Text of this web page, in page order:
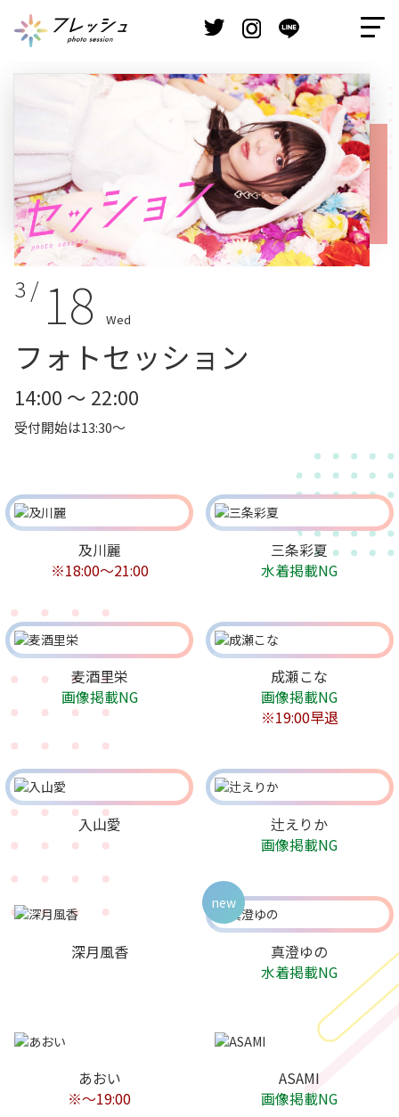
3 / 18 Wed
フォトセッション
14:00 ～ 22:00
受付開始は13:30～
及川麗
※18:00〜21:00
三条彩夏
水着掲載NG
麦酒里栄
画像掲載NG
成瀬こな
画像掲載NG
※19:00早退
入山愛
辻えりか
画像掲載NG
深月風香
真澄ゆの
水着掲載NG
new
あおい
※〜19:00
ASAMI
画像掲載NG